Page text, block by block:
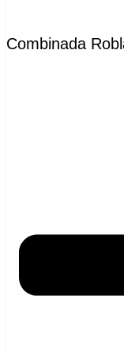
Combinada